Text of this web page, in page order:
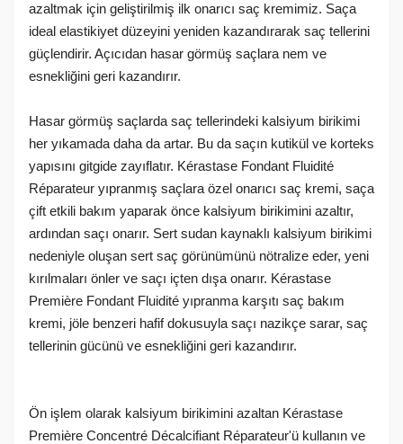
azaltmak için geliştirilmiş ilk onarıcı saç kremimiz. Saça
ideal elastikiyet düzeyini yeniden kazandırarak saç tellerini
güçlendirir. Açıcıdan hasar görmüş saçlara nem ve
esnekliğini geri kazandırır.
Hasar görmüş saçlarda saç tellerindeki kalsiyum birikimi
her yıkamada daha da artar. Bu da saçın kutikül ve korteks
yapısını gitgide zayıflatır. Kérastase Fondant Fluidité
Réparateur yıpranmış saçlara özel onarıcı saç kremi, saça
çift etkili bakım yaparak önce kalsiyum birikimini azaltır,
ardından saçı onarır. Sert sudan kaynaklı kalsiyum birikimi
nedeniyle oluşan sert saç görünümünü nötralize eder, yeni
kırılmaları önler ve saçı içten dışa onarır. Kérastase
Première Fondant Fluidité yıpranma karşıtı saç bakım
kremi, jöle benzeri hafif dokusuyla saçı nazikçe sarar, saç
tellerinin gücünü ve esnekliğini geri kazandırır.
Ön işlem olarak kalsiyum birikimini azaltan Kérastase
Première Concentré Décalcifiant Réparateur'ü kullanın ve